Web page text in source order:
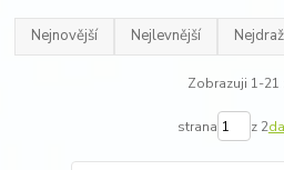
Nejnovější Nejlevnější
Zobrazuji 1-21
strana z 2